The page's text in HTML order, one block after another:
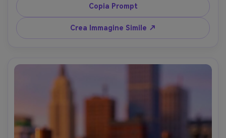
spalle, pelle liscia di plastica, texture delicata dei
mattoncini, bordi nitidi, luce morbida da studio con
riempimento gentile, sfondo grigio neutro, dettagli 3D
elevati, riflessi realistici di plastica, palette di colori pulita,
Copia Prompt
Crea Immagine Simile ↗